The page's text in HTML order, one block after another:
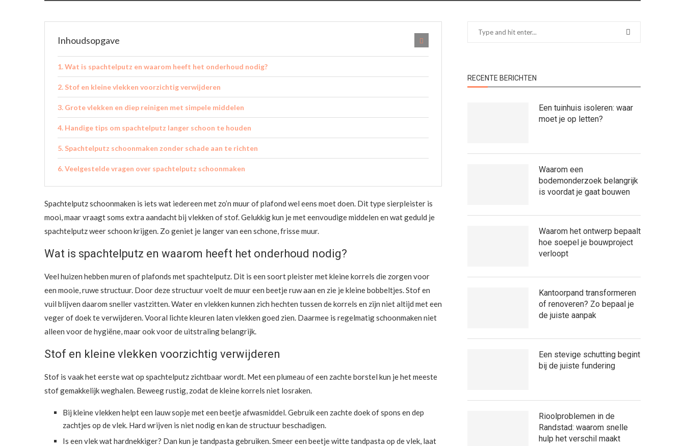
Inhoudsopgave
Wat is spachtelputz en waarom heeft het onderhoud nodig?
Stof en kleine vlekken voorzichtig verwijderen
Grote vlekken en diep reinigen met simpele middelen
Handige tips om spachtelputz langer schoon te houden
Spachtelputz schoonmaken zonder schade aan te richten
Veelgestelde vragen over spachtelputz schoonmaken
Spachtelputz schoonmaken is iets wat iedereen met zo’n muur of plafond wel eens moet doen. Dit type sierpleister is
mooi, maar vraagt soms extra aandacht bij vlekken of stof. Gelukkig kun je met eenvoudige middelen en wat geduld je
spachtelputz weer schoon krijgen. Zo geniet je langer van een schone, frisse muur.
Wat is spachtelputz en waarom heeft het onderhoud nodig?
Veel huizen hebben muren of plafonds met spachtelputz. Dit is een soort pleister met kleine korrels die zorgen voor
een mooie, ruwe structuur. Door deze structuur voelt de muur een beetje ruw aan en zie je kleine bobbeltjes. Stof en
vuil blijven daarom sneller vastzitten. Water en vlekken kunnen zich hechten tussen de korrels en zijn niet altijd met een
veger of doek te verwijderen. Vooral lichte kleuren laten vlekken goed zien. Daarmee is regelmatig schoonmaken niet
alleen voor de hygiëne, maar ook voor de uitstraling belangrijk.
Stof en kleine vlekken voorzichtig verwijderen
Stof is vaak het eerste wat op spachtelputz zichtbaar wordt. Met een plumeau of een zachte borstel kun je het meeste
stof gemakkelijk weghalen. Beweeg rustig, zodat de kleine korrels niet losraken.
Bij kleine vlekken helpt een lauw sopje met een beetje afwasmiddel. Gebruik een zachte doek of spons en dep
zachtjes op de vlek. Hard wrijven is niet nodig en kan de structuur beschadigen.
Is een vlek wat hardnekkiger? Dan kun je tandpasta gebruiken. Smeer een beetje witte tandpasta op de vlek, laat
RECENTE BERICHTEN
Een tuinhuis isoleren: waar
moet je op letten?
Waarom een
bodemonderzoek belangrijk
is voordat je gaat bouwen
Waarom het ontwerp bepaalt
hoe soepel je bouwproject
verloopt
Kantoorpand transformeren
of renoveren? Zo bepaal je
de juiste aanpak
Een stevige schutting begint
bij de juiste fundering
Rioolproblemen in de
Randstad: waarom snelle
hulp het verschil maakt